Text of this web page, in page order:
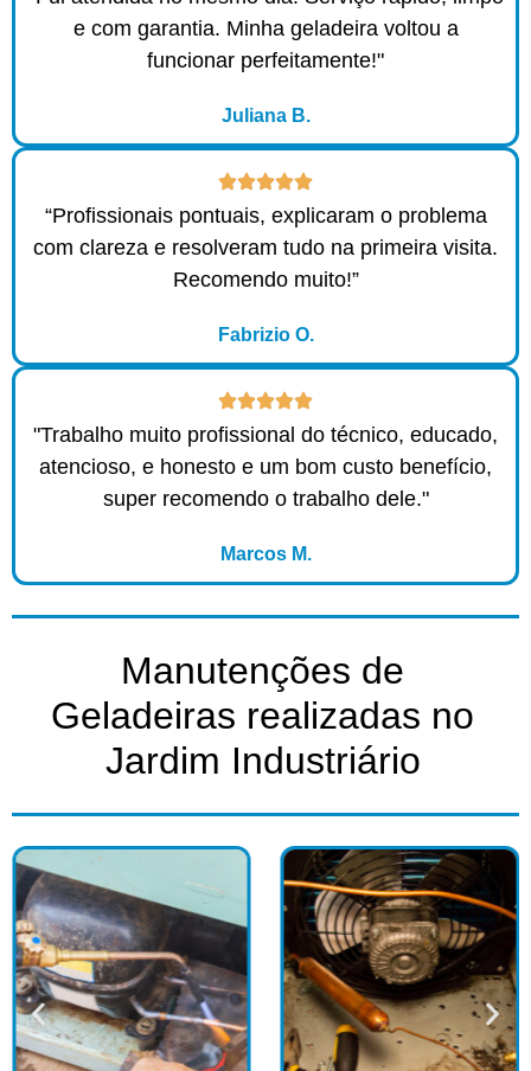
e com garantia. Minha geladeira voltou a
funcionar perfeitamente!"
Juliana B.
“Profissionais pontuais, explicaram o problema
com clareza e resolveram tudo na primeira visita.
Recomendo muito!”
Fabrizio O.
"Trabalho muito profissional do técnico, educado,
atencioso, e honesto e um bom custo benefício,
super recomendo o trabalho dele."
Marcos M.
Manutenções de
Geladeiras realizadas no
Jardim Industriário​